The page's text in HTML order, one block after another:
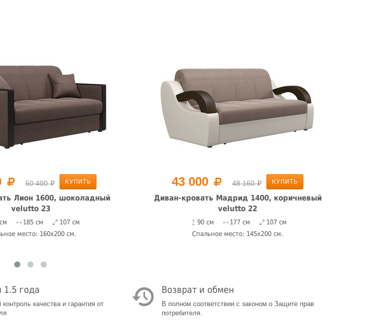
50 400 КУПИТЬ
Лион 1600, шоколадный
velutto 23
185 см
107 см
место: 160x200 см.
43 000 48 160 КУПИТЬ
Диван-кровать Мадрид 1400, коричневый
velutto 22
90 см 177 см
107 см
Спальное место: 145x200 см.
1.5 года
качества и гарантия от
Возврат и обмен
В полном соответствии с законом о Защите прав
потребителя.